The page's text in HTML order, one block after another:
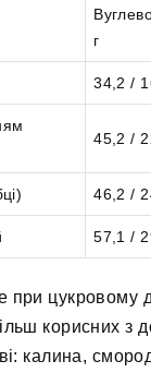
г
34,2 /
45,2 /
46,2 /
57,1 /
при цукровому
корисних з
калина,